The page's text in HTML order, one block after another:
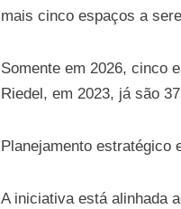
mais cinco espaços a
Somente em 2026, cinco
Riedel, em 2023, já são
Planejamento estratégico
A iniciativa está alinhada